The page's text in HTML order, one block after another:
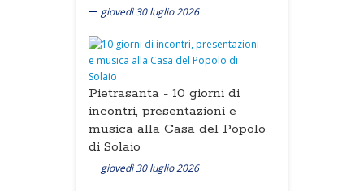
giovedì 30 luglio 2026
Pietrasanta - 10 giorni di
incontri, presentazioni e
musica alla Casa del Popolo
di Solaio
giovedì 30 luglio 2026